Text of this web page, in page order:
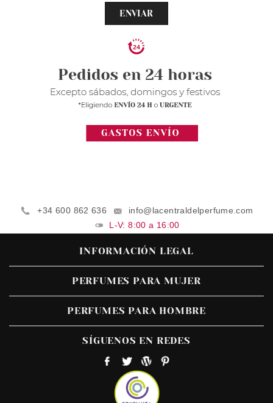
ENVIAR
+34 600 862 636
info@lacentraldelperfume.com
L-V: 8:00 a 16:00
INFORMACIÓN LEGAL
PERFUMES PARA MUJER
PERFUMES PARA HOMBRE
SÍGUENOS EN REDES